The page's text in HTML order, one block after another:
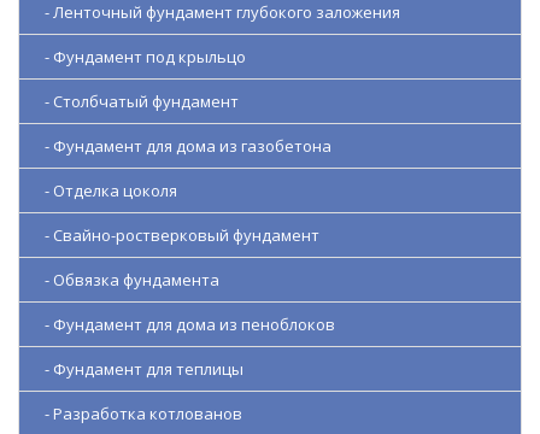
- Ленточный фундамент глубокого заложения
- Фундамент под крыльцо
- Столбчатый фундамент
- Фундамент для дома из газобетона
- Отделка цоколя
- Свайно-ростверковый фундамент
- Обвязка фундамента
- Фундамент для дома из пеноблоков
- Фундамент для теплицы
- Разработка котлованов